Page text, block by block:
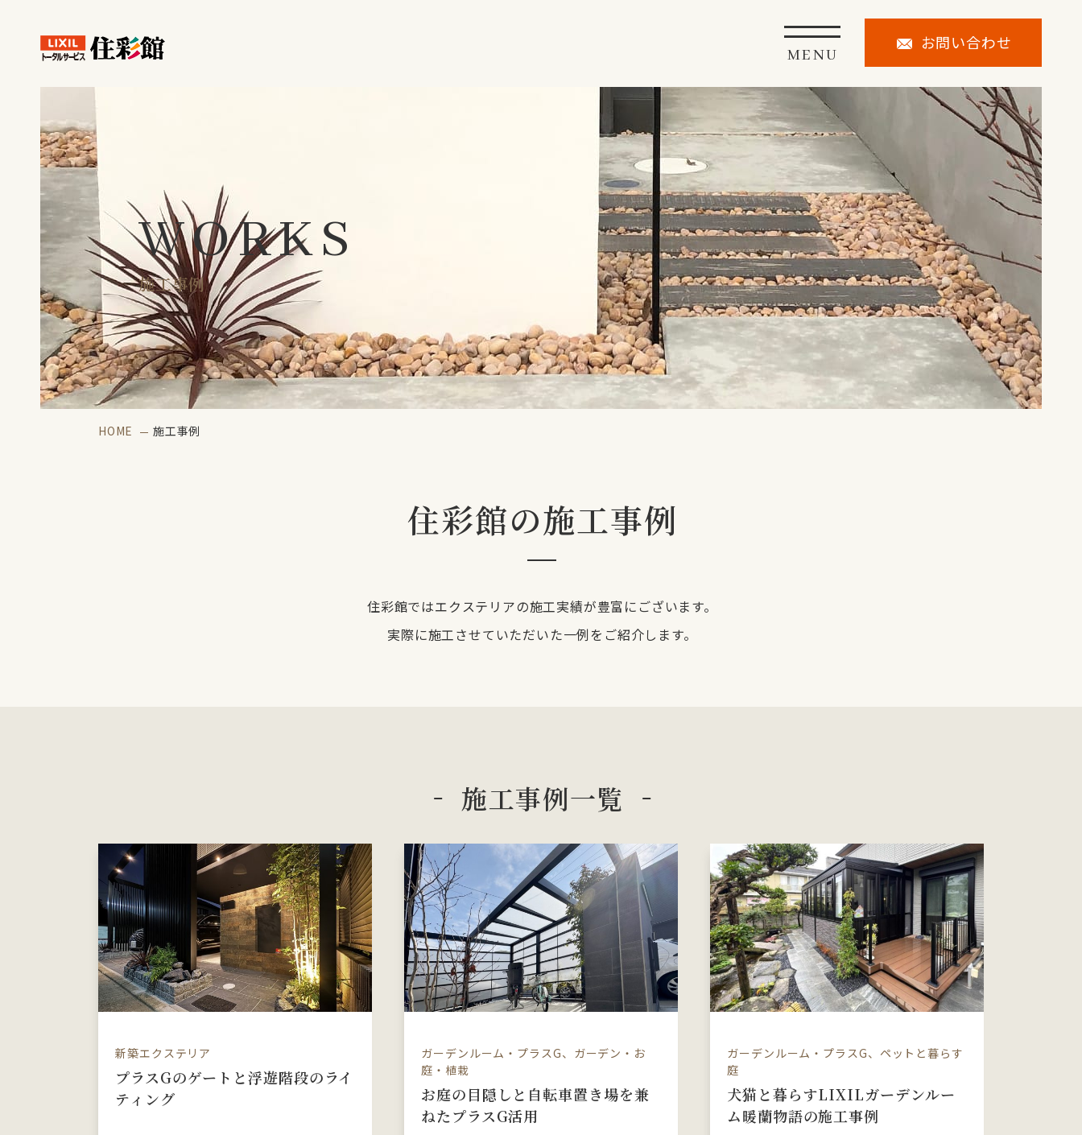
MENU
お問い合わせ
WORKS
施工事例
HOME 施工事例
住彩館の施工事例
住彩館ではエクステリアの施工実績が豊富にございます。
実際に施工させていただいた一例をご紹介します。
施工事例一覧
新築エクステリア
プラスGのゲートと浮遊階段のライ
ティング
ガーデンルーム・プラスG、ガーデン・お
庭・植栽
お庭の目隠しと自転車置き場を兼
ねたプラスG活用
ガーデンルーム・プラスG、ペットと暮らす
庭
犬猫と暮らすLIXILガーデンルー
ム暖蘭物語の施工事例